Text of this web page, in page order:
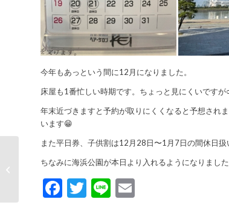
今年もあっという間に12月になりました。
床屋も1番忙しい時期です。ちょっと見にくいです
年末近づきますと予約が取りにくくなると予想され
います😁
また平日券、子供割は12月28日〜1月7日の間休日
ちなみに海浜公園が本日より入れるようになりまし
Facebook
Twitter
Line
日本酒飲み続けて22弾へ